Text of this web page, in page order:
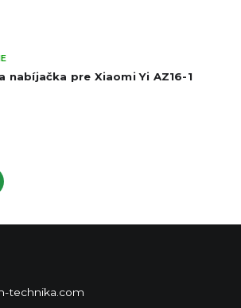
nabíjačka pre Xiaomi Yi AZ16-1
technika.com